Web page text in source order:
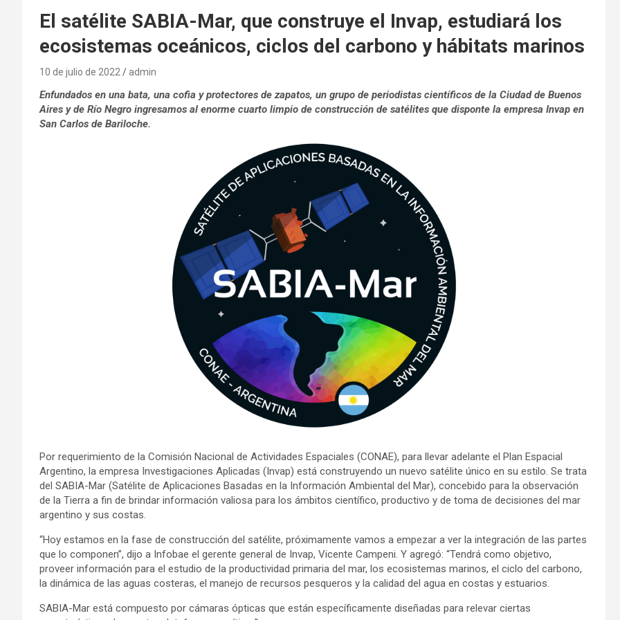
El satélite SABIA-Mar, que construye el Invap, estudiará los
ecosistemas oceánicos, ciclos del carbono y hábitats marinos
10 de julio de 2022 admin
Enfundados en una bata, una cofia y protectores de zapatos, un grupo de periodistas científicos de la Ciudad de Buenos
Aires y de Río Negro ingresamos al enorme cuarto limpio de construcción de satélites que disponte la empresa Invap en
San Carlos de Bariloche.
Por requerimiento de la Comisión Nacional de Actividades Espaciales (CONAE), para llevar adelante el Plan Espacial
Argentino, la empresa Investigaciones Aplicadas (Invap) está construyendo un nuevo satélite único en su estilo. Se trata
del SABIA-Mar (Satélite de Aplicaciones Basadas en la Información Ambiental del Mar), concebido para la observación
de la Tierra a fin de brindar información valiosa para los ámbitos científico, productivo y de toma de decisiones del mar
argentino y sus costas.
“Hoy estamos en la fase de construcción del satélite, próximamente vamos a empezar a ver la integración de las partes
que lo componen”, dijo a Infobae el gerente general de Invap, Vicente Campeni. Y agregó: “Tendrá como objetivo,
proveer información para el estudio de la productividad primaria del mar, los ecosistemas marinos, el ciclo del carbono,
la dinámica de las aguas costeras, el manejo de recursos pesqueros y la calidad del agua en costas y estuarios.
SABIA-Mar está compuesto por cámaras ópticas que están específicamente diseñadas para relevar ciertas